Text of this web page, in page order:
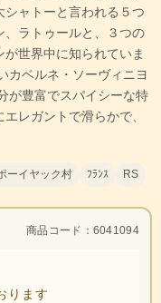
ャトーと言われる５つ
ラトゥールと、３つの
世界中に知られていま
カベルネ・ソーヴィニヨ
が豊富でスパイシーな特
レガントで滑らかで、
イヤック村 ﾌﾗﾝｽ RS
商品コード：6041094
ります